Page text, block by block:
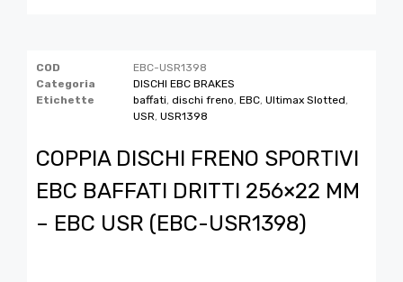
COD
EBC-USR1398
Categoria
DISCHI EBC BRAKES
Etichette
baffati dischi freno EBC Ultimax Slotted
USR USR1398
COPPIA DISCHI FRENO SPORTIVI
EBC BAFFATI DRITTI 256×22 MM
– EBC USR (EBC-USR1398)